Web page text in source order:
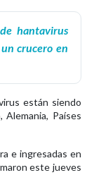
hantavirus
crucero en
están siendo
Países
e ingresadas en
este jueves